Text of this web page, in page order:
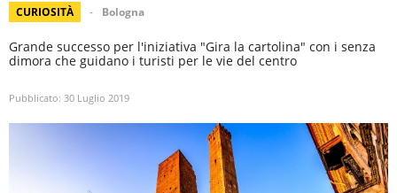
CURIOSITÀ Bologna
Grande successo per l'iniziativa "Gira la cartolina" con i senza
dimora che guidano i turisti per le vie del centro
Pubblicato: 30 Luglio 2019